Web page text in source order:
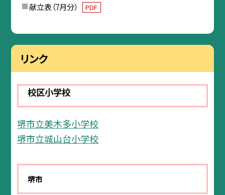
献立表（7月分） PDF
リンク
校区小学校
堺市立美木多小学校
堺市立城山台小学校
堺市